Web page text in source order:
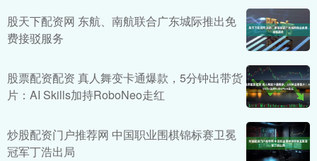
股天下配资网 东航、南航联合广东城际推出免
费接驳服务
股票配资配资 真人舞变卡通爆款，5分钟出带货
片：AI Skills加持RoboNeo走红
炒股配资门户推荐网 中国职业围棋锦标赛卫冕
冠军丁浩出局